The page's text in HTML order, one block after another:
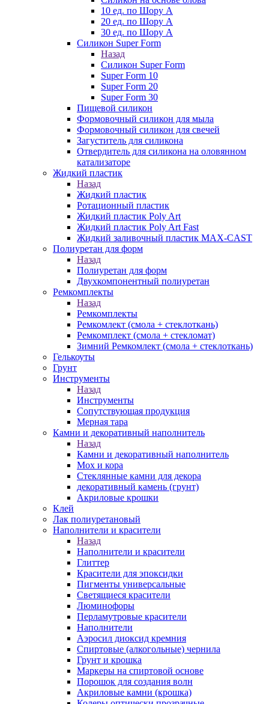
10 ед. по Шору А
20 ед. по Шору А
30 ед. по Шору А
Силикон Super Form
Назад
Силикон Super Form
Super Form 10
Super Form 20
Super Form 30
Пищевой силикон
Формовочный силикон для мыла
Формовочный силикон для свечей
Загуститель для силикона
Отвердитель для силикона на оловянном
катализаторе
Жидкий пластик
Назад
Жидкий пластик
Ротационный пластик
Жидкий пластик Poly Art
Жидкий пластик Poly Art Fast
Жидкий заливочный пластик MAX-CAST
Полиуретан для форм
Назад
Полиуретан для форм
Двухкомпонентный полиуретан
Ремкомплекты
Назад
Ремкомплекты
Ремкомлект (смола + стеклоткань)
Ремкомплект (смола + стекломат)
Зимний Ремкомлект (смола + стеклоткань)
Гелькоуты
Грунт
Инструменты
Назад
Инструменты
Сопутствующая продукция
Мерная тара
Камни и декоративный наполнитель
Назад
Камни и декоративный наполнитель
Мох и кора
Стеклянные камни для декора
декоративный камень (грунт)
Акриловые крошки
Клей
Лак полиуретановый
Наполнители и красители
Назад
Наполнители и красители
Глиттер
Красители для эпоксидки
Пигменты универсальные
Светящиеся красители
Люминофоры
Перламутровые красители
Наполнители
Аэросил диоксид кремния
Спиртовые (алкогольные) чернила
Грунт и крошка
Маркеры на спиртовой основе
Порошок для создания волн
Акриловые камни (крошка)